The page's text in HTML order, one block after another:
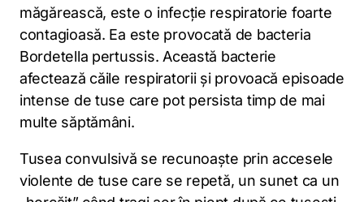
măgărească, este o infecție respiratorie foarte
contagioasă. Ea este provocată de bacteria
Bordetella pertussis. Această bacterie
afectează căile respiratorii și provoacă episoade
intense de tuse care pot persista timp de mai
multe săptămâni.
Tusea convulsivă se recunoaște prin accesele
violente de tuse care se repetă, un sunet ca un